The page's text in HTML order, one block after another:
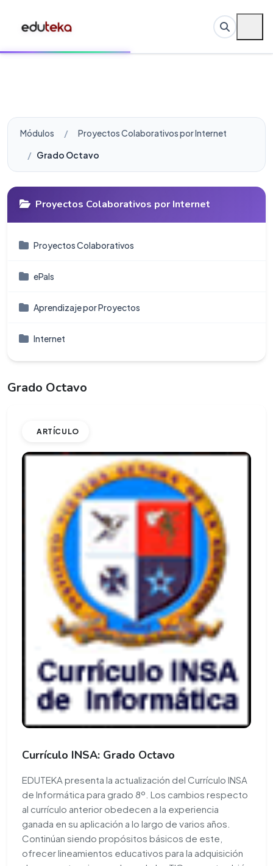
Módulos
Proyectos Colaborativos por Internet
Grado Octavo
Proyectos Colaborativos por Internet
Proyectos Colaborativos
ePals
Aprendizaje por Proyectos
Internet
Grado Octavo
ARTÍCULO
Currículo INSA: Grado Octavo
EDUTEKA presenta la actualización del Currículo INSA
de Informática para grado 8º. Los cambios respecto
al currículo anterior obedecen a la experiencia
ganada en su aplicación a lo largo de varios años.
Continúan siendo propósitos básicos de este,
ofrecer lineamientos educativos para la adquisición